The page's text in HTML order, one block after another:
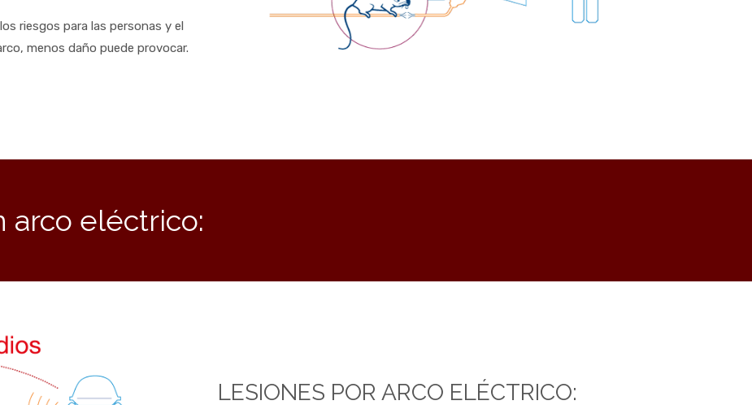
riesgos para las personas y el
menos daño puede provocar.
arco eléctrico:
LESIONES POR ARCO ELÉCTRICO: